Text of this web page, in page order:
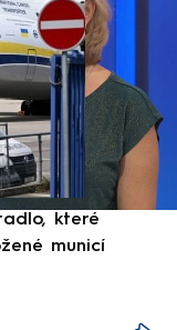
které
municí